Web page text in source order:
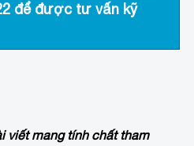
để được tư vấn kỹ
viết mang tính chất tham